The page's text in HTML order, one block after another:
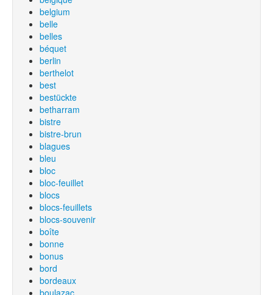
belgium
belle
belles
béquet
berlin
berthelot
best
bestückte
betharram
bistre
bistre-brun
blagues
bleu
bloc
bloc-feuillet
blocs
blocs-feuillets
blocs-souvenir
boîte
bonne
bonus
bord
bordeaux
boulazac